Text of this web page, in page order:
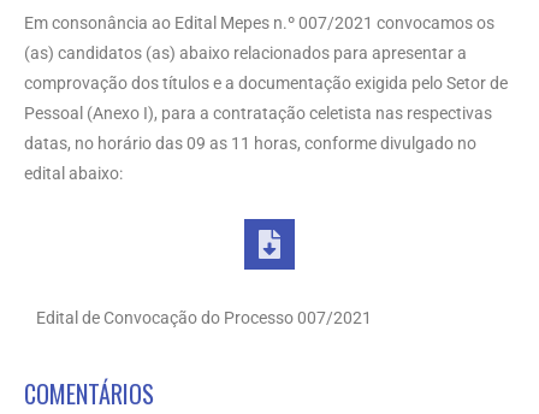
Em consonância ao Edital Mepes n.º007/2021 convocamos os
(as) candidatos (as) abaixo relacionados para apresentar a
comprovação dos títulos e a documentação exigida pelo Setor de
Pessoal (Anexo I), para a contratação celetista nas respectivas
datas, no horário das 09 as 11 horas, conforme divulgado no
edital abaixo:
Edital de Convocação do Processo 007/2021
COMENTÁRIOS